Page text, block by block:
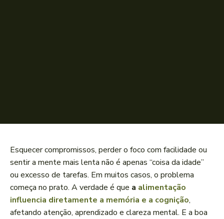
Esquecer compromissos, perder o foco com facilidade ou
sentir a mente mais lenta não é apenas “coisa da idade”
ou excesso de tarefas. Em muitos casos, o problema
começa no prato. A verdade é que a alimentação
influencia diretamente a memória e a cognição,
afetando atenção, aprendizado e clareza mental. E a boa